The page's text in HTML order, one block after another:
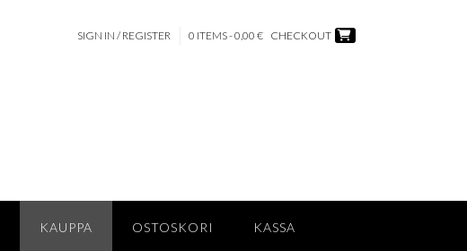
SIGN IN / REGISTER 0 ITEMS - 0,00 € CHECKOUT
KAUPPA OSTOSKORI KASSA